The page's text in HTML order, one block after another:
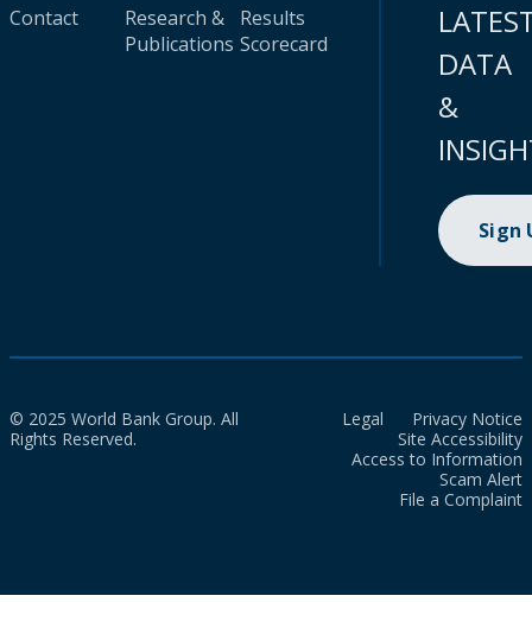
Contact
Research &
Publications
Results
Scorecard
DATA
&
Sign
© 2025 World Bank Group. All
Rights Reserved.
Legal
Privacy Notice
Site Accessibility
Access to Information
Scam Alert
File a Complaint